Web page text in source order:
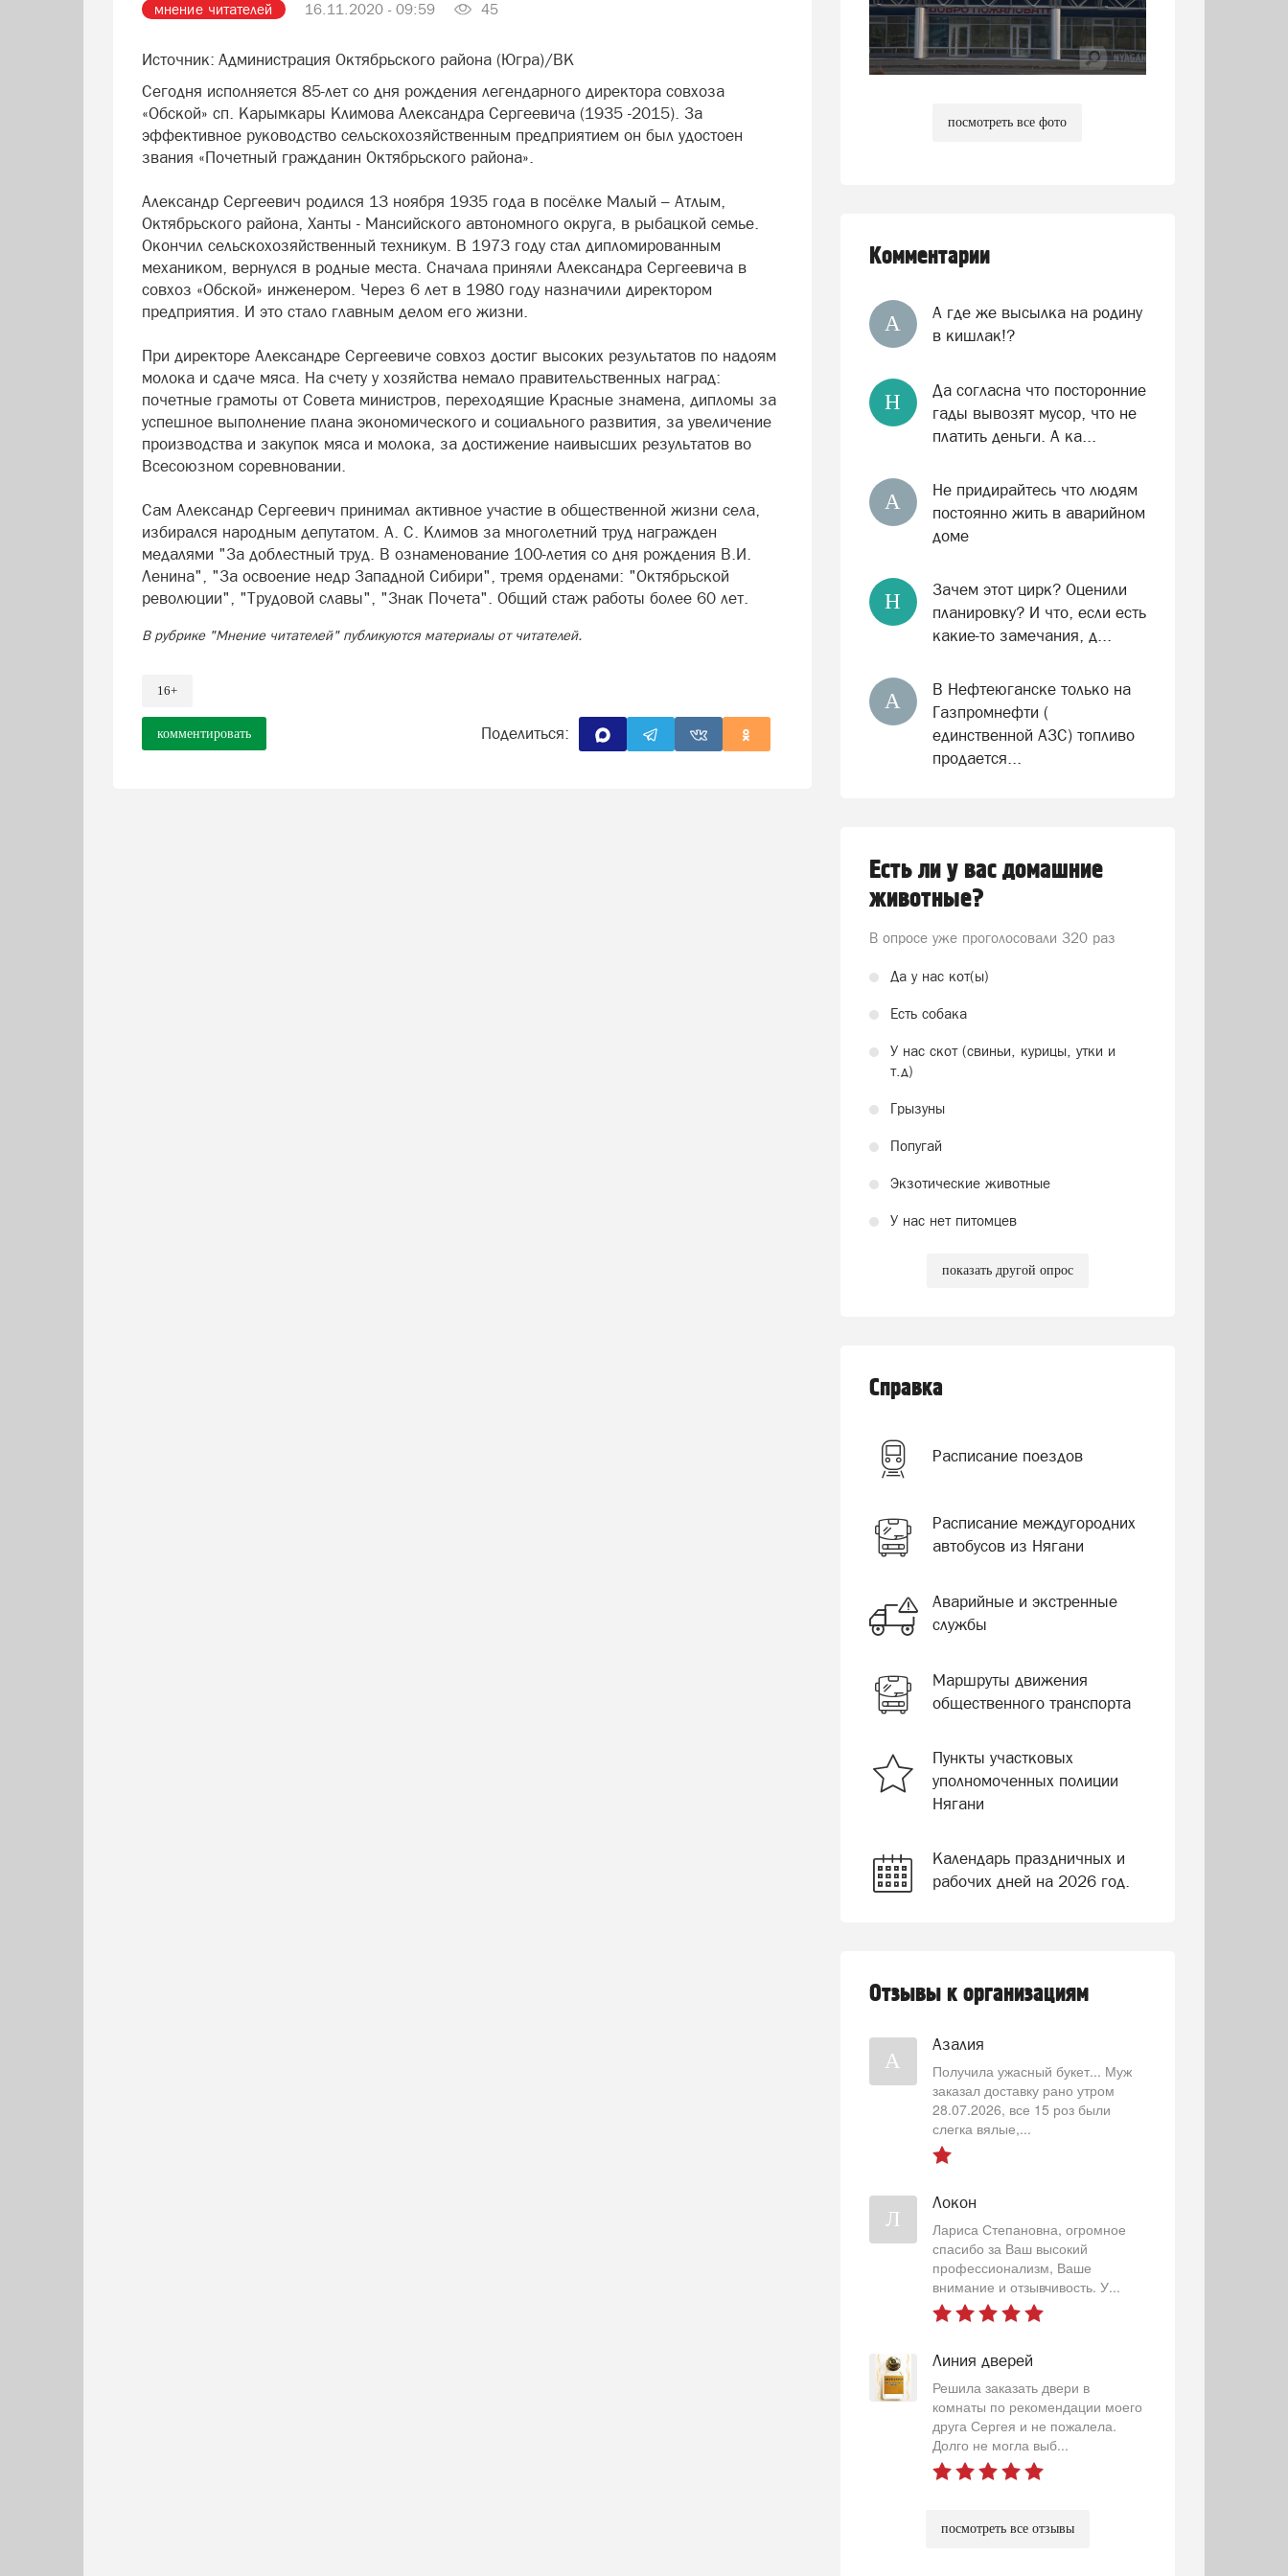
мнение читателей 16.11.2020 - 09:59 45
Источник: Администрация Октябрьского района (Югра)/ВК
Сегодня исполняется 85-лет со дня рождения легендарного директора совхоза
«Обской» сп. Карымкары Климова Александра Сергеевича (1935 -2015). За
эффективное руководство сельскохозяйственным предприятием он был удостоен
звания «Почетный гражданин Октябрьского района».
Александр Сергеевич родился 13 ноября 1935 года в посёлке Малый – Атлым,
Октябрьского района, Ханты - Мансийского автономного округа, в рыбацкой семье.
Окончил сельскохозяйственный техникум. В 1973 году стал дипломированным
механиком, вернулся в родные места. Сначала приняли Александра Сергеевича в
совхоз «Обской» инженером. Через 6 лет в 1980 году назначили директором
предприятия. И это стало главным делом его жизни.
При директоре Александре Сергеевиче совхоз достиг высоких результатов по надоям
молока и сдаче мяса. На счету у хозяйства немало правительственных наград:
почетные грамоты от Совета министров, переходящие Красные знамена, дипломы за
успешное выполнение плана экономического и социального развития, за увеличение
производства и закупок мяса и молока, за достижение наивысших результатов во
Всесоюзном соревновании.
Сам Александр Сергеевич принимал активное участие в общественной жизни села,
избирался народным депутатом. А. С. Климов за многолетний труд награжден
медалями "За доблестный труд. В ознаменование 100-летия со дня рождения В.И.
Ленина", "За освоение недр Западной Сибири", тремя орденами: "Октябрьской
революции", "Трудовой славы", "Знак Почета". Общий стаж работы более 60 лет.
В рубрике "Мнение читателей" публикуются материалы от читателей.
16+
комментировать Поделиться:
посмотреть все фото
Комментарии
А
А где же высылка на родину
в кишлак!?
Н
Да согласна что посторонние
гады вывозят мусор, что не
платить деньги. А ка...
А
Не придирайтесь что людям
постоянно жить в аварийном
доме
Н
Зачем этот цирк? Оценили
планировку? И что, если есть
какие-то замечания, д...
А
В Нефтеюганске только на
Газпромнефти (
единственной АЗС) топливо
продается...
Есть ли у вас домашние
животные?
В опросе уже проголосовали 320 раз
Да у нас кот(ы)
Есть собака
У нас скот (свиньи, курицы, утки и
т.д)
Грызуны
Попугай
Экзотические животные
У нас нет питомцев
показать другой опрос
Справка
Расписание поездов
Расписание междугородних
автобусов из Нягани
Аварийные и экстренные
службы
Маршруты движения
общественного транспорта
Пункты участковых
уполномоченных полиции
Нягани
Календарь праздничных и
рабочих дней на 2026 год.
Отзывы к организациям
А
Азалия
Получила ужасный букет... Муж
заказал доставку рано утром
28.07.2026, все 15 роз были
слегка вялые,...
Л
Локон
Лариса Степановна, огромное
спасибо за Ваш высокий
профессионализм, Ваше
внимание и отзывчивость. У...
Линия дверей
Решила заказать двери в
комнаты по рекомендации моего
друга Сергея и не пожалела.
Долго не могла выб...
посмотреть все отзывы